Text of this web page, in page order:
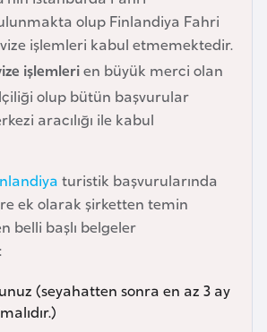
olup Finlandiya Fahri
vize işlemleri kabul etmemektedir.
işlemlerien büyük merci olan
olup bütün başvurular
aracılığı ile kabul
turistik başvurularında
ek olarak şirketten temin
belli başlı belgeler
(seyahatten sonra en az 3 ay